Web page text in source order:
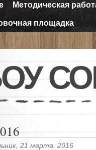
Методическая
площадка
21 марта, 2016